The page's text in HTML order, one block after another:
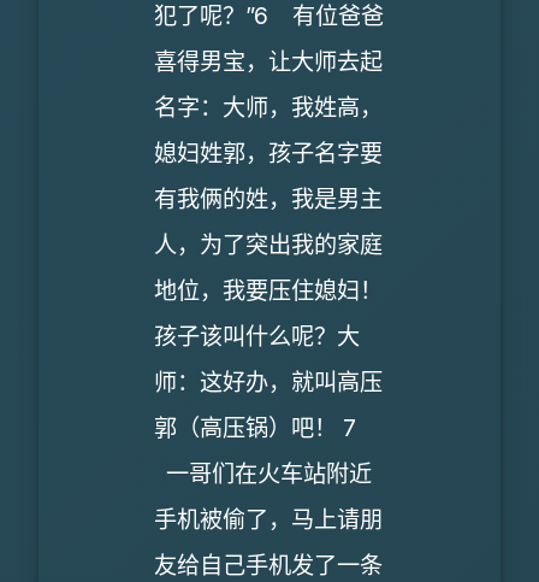
犯了呢？”6 有位爸爸
喜得男宝，让大师去起
名字：大师，我姓高，
媳妇姓郭，孩子名字要
有我俩的姓，我是男主
人，为了突出我的家庭
地位，我要压住媳妇！
孩子该叫什么呢？大
师：这好办，就叫高压
郭（高压锅）吧！ 7
一哥们在火车站附近
手机被偷了，马上请朋
友给自己手机发了一条